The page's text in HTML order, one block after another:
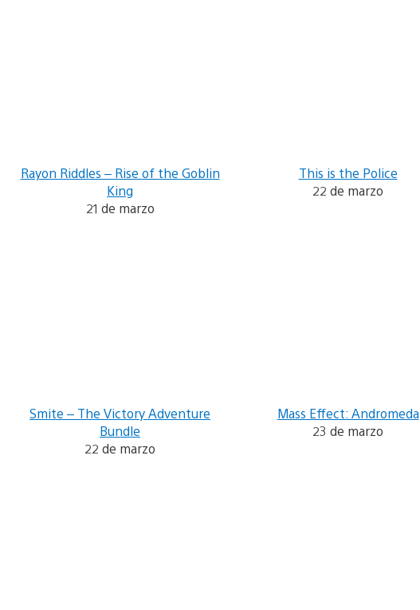
Rayon Riddles – Rise of the Goblin
King
21 de marzo
This is the Police
22 de marzo
Smite – The Victory Adventure
Bundle
22 de marzo
Mass Effect: Andromeda
23 de marzo